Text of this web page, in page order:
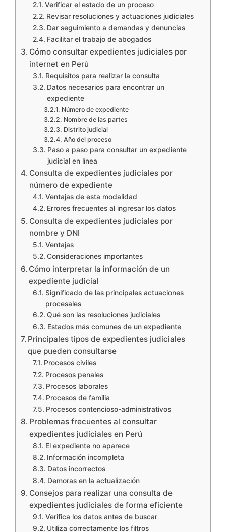
Verificar el estado de un proceso
Revisar resoluciones y actuaciones judiciales
Dar seguimiento a demandas y denuncias
Facilitar el trabajo de abogados
Cómo consultar expedientes judiciales por
internet en Perú
Requisitos para realizar la consulta
Datos necesarios para encontrar un
expediente
Número de expediente
Nombre de las partes
Distrito judicial
Año del proceso
Paso a paso para consultar un expediente
judicial en línea
Consulta de expedientes judiciales por
número de expediente
Ventajas de esta modalidad
Errores frecuentes al ingresar los datos
Consulta de expedientes judiciales por
nombre y DNI
Ventajas
Consideraciones importantes
Cómo interpretar la información de un
expediente judicial
Significado de las principales actuaciones
procesales
Qué son las resoluciones judiciales
Estados más comunes de un expediente
Principales tipos de expedientes judiciales
que pueden consultarse
Procesos civiles
Procesos penales
Procesos laborales
Procesos de familia
Procesos contencioso-administrativos
Problemas frecuentes al consultar
expedientes judiciales en Perú
El expediente no aparece
Información incompleta
Datos incorrectos
Demoras en la actualización
Consejos para realizar una consulta de
expedientes judiciales de forma eficiente
Verifica los datos antes de buscar
Utiliza correctamente los filtros